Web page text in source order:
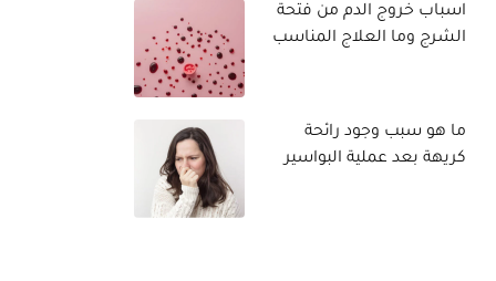
اسباب خروج الدم من فتحة
الشرج وما العلاج المناسب
ما هو سبب وجود رائحة
كريهة بعد عملية البواسير